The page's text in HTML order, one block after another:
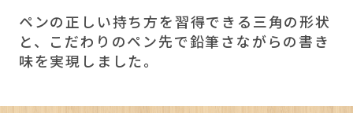
ペンの正しい持ち方を習得できる三角の形状
と、こだわりのペン先で鉛筆さながらの書き
味を実現しました。